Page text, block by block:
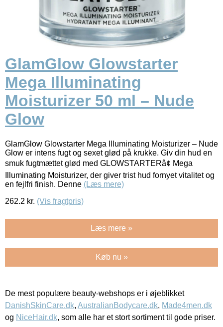
GlamGlow Glowstarter
Mega Illuminating
Moisturizer 50 ml – Nude
Glow
GlamGlow Glowstarter Mega Illuminating Moisturizer – Nude
Glow er intens fugt og sexet glød på krukke. Giv din hud en
smuk fugtmættet glød med GLOWSTARTERâ¢ Mega
Illuminating Moisturizer, der giver trist hud fornyet vitalitet og
en fejlfri finish. Denne (Læs mere)
262.2 kr. (Vis fragtpris)
Læs mere »
Køb nu »
De mest populære beauty-webshops er i øjeblikket
DanishSkinCare.dk, AustralianBodycare.dk, Made4men.dk
og NiceHair.dk, som alle har et stort sortiment til gode priser.